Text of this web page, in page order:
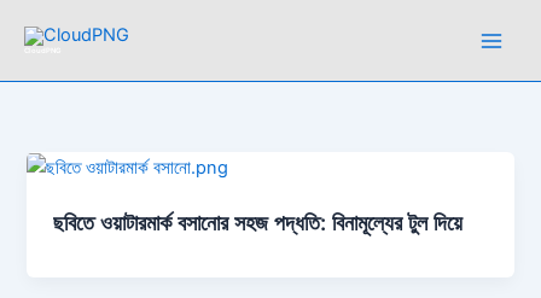
ছবিতে ওয়াটারমার্ক বসানোর সহজ পদ্ধতি: বিনামূল্যের টুল দিয়ে